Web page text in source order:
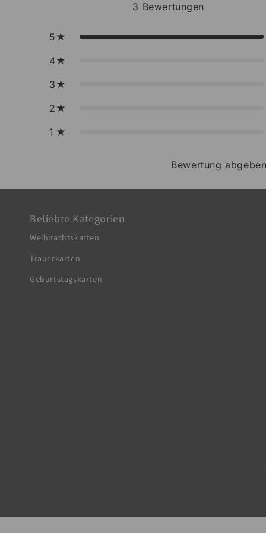
3 Bewertungen
5
4
3
2
1
Bewertung abgeben
Beliebte Kategorien
Weihnachtskarten
Trauerkarten
Geburtstagskarten